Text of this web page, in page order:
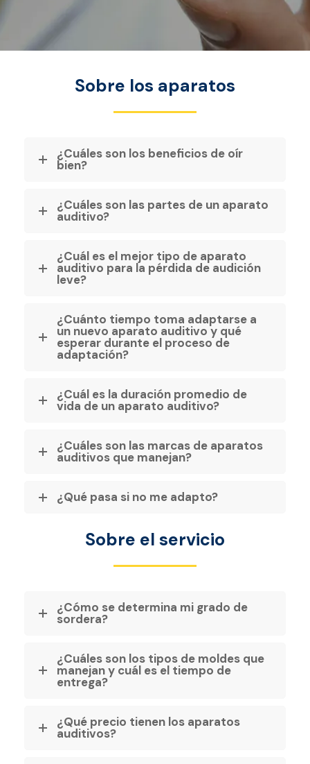
Sobre los aparatos
¿Cuáles son los beneficios de oír
bien?
¿Cuáles son las partes de un aparato
auditivo?
¿Cuál es el mejor tipo de aparato
auditivo para la pérdida de audición
leve?
¿Cuánto tiempo toma adaptarse a
un nuevo aparato auditivo y qué
esperar durante el proceso de
adaptación?
¿Cuál es la duración promedio de
vida de un aparato auditivo?
¿Cuáles son las marcas de aparatos
auditivos que manejan?
¿Qué pasa si no me adapto?
Sobre el servicio
¿Cómo se determina mi grado de
sordera?
¿Cuáles son los tipos de moldes que
manejan y cuál es el tiempo de
entrega?
¿Qué precio tienen los aparatos
auditivos?